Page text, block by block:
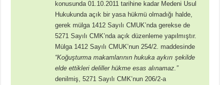
konusunda 01.10.2011 tarihine kadar Medeni Usul
Hukukunda açık bir yasa hükmü olmadığı halde,
gerek mülga 1412 Sayılı CMUK’nda gerekse de
5271 Sayılı CMK’nda açık düzenleme yapılmıştır.
Mülga 1412 Sayılı CMUK’nun 254/2. maddesinde
“Koğuşturma makamlarının hukuka aykırı şekilde
elde ettikleri deliller hükme esas alınamaz.”
denilmiş, 5271 Sayılı CMK’nun 206/2-a